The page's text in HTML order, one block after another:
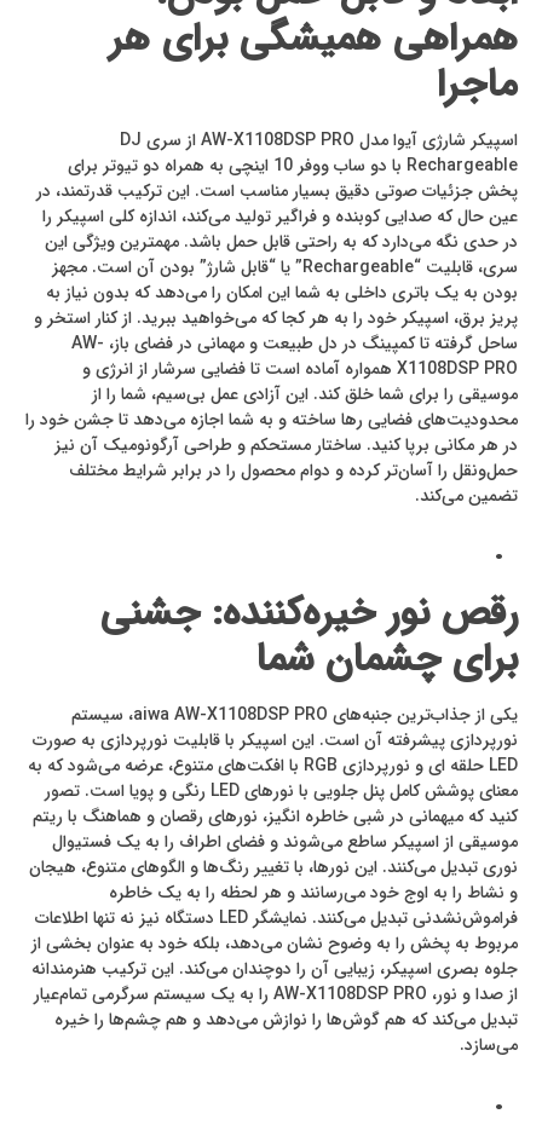
همراهی همیشگی برای هر
ماجرا
اسپیکر شارژی آیوا مدل AW-X1108DSP PRO از سری DJ
Rechargeable با دو ساب ووفر 10 اینچی به همراه دو تیوتر برای
پخش جزئیات صوتی دقیق بسیار مناسب است. این ترکیب قدرتمند، در
عین حال که صدایی کوبنده و فراگیر تولید می‌کند، اندازه کلی اسپیکر را
در حدی نگه می‌دارد که به راحتی قابل حمل باشد. مهمترین ویژگی این
سری، قابلیت “Rechargeable” یا “قابل شارژ” بودن آن است. مجهز
بودن به یک باتری داخلی به شما این امکان را می‌دهد که بدون نیاز به
پریز برق، اسپیکر خود را به هر کجا که می‌خواهید ببرید. از کنار استخر و
ساحل گرفته تا کمپینگ در دل طبیعت و مهمانی در فضای باز، AW-
X1108DSP PRO همواره آماده است تا فضایی سرشار از انرژی و
موسیقی را برای شما خلق کند. این آزادی عمل بی‌سیم، شما را از
محدودیت‌های فضایی رها ساخته و به شما اجازه می‌دهد تا جشن خود را
در هر مکانی برپا کنید. ساختار مستحکم و طراحی آرگونومیک آن نیز
حمل‌ونقل را آسان‌تر کرده و دوام محصول را در برابر شرایط مختلف
تضمین می‌کند.
.
رقص نور خیره‌کننده: جشنی
برای چشمان شما
یکی از جذاب‌ترین جنبه‌های aiwa AW-X1108DSP PRO، سیستم
نورپردازی پیشرفته آن است. این اسپیکر با قابلیت نورپردازی به صورت
LED حلقه ‌ای و نورپردازی RGB با افکت‌های متنوع، عرضه می‌شود که به
معنای پوشش کامل پنل جلویی با نورهای LED رنگی و پویا است. تصور
کنید که میهمانی در شبی خاطره انگیز، نورهای رقصان و هماهنگ با ریتم
موسیقی از اسپیکر ساطع می‌شوند و فضای اطراف را به یک فستیوال
نوری تبدیل می‌کنند. این نورها، با تغییر رنگ‌ها و الگوهای متنوع، هیجان
و نشاط را به اوج خود می‌رسانند و هر لحظه را به یک خاطره
فراموش‌نشدنی تبدیل می‌کنند. نمایشگر LED دستگاه نیز نه تنها اطلاعات
مربوط به پخش را به وضوح نشان می‌دهد، بلکه خود به عنوان بخشی از
جلوه بصری اسپیکر، زیبایی آن را دوچندان می‌کند. این ترکیب هنرمندانه
از صدا و نور، AW-X1108DSP PRO را به یک سیستم سرگرمی تمام‌عیار
تبدیل می‌کند که هم گوش‌ها را نوازش می‌دهد و هم چشم‌ها را خیره
می‌سازد.
.